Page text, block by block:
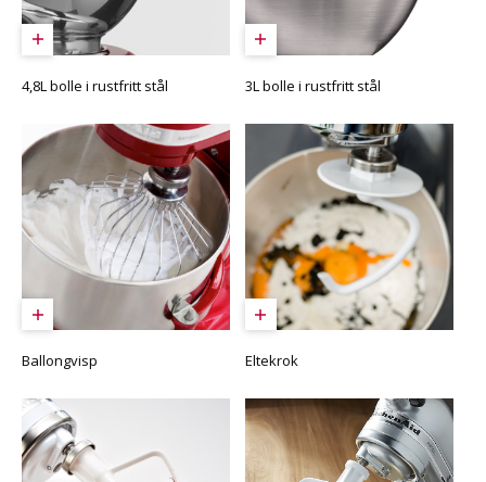
4,8L bolle i rustfritt stål 3L bolle i rustfritt stål
Ballongvisp Eltekrok